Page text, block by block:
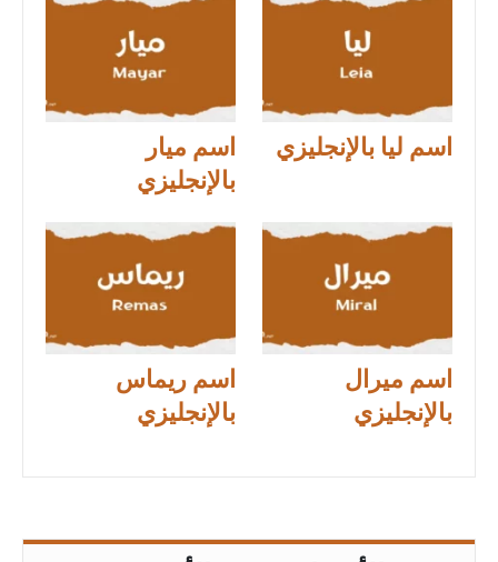
اسم ليا بالإنجليزي
اسم ميار
بالإنجليزي
اسم ميرال
بالإنجليزي
اسم ريماس
بالإنجليزي